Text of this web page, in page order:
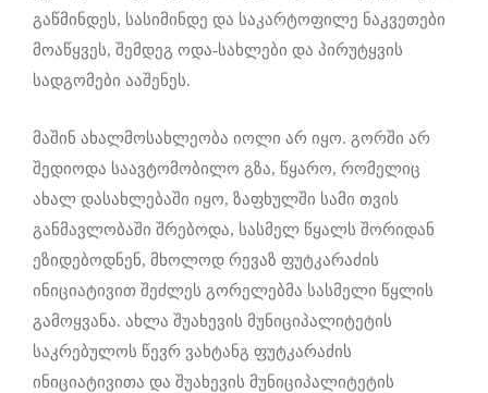
გაწმინდეს, სასიმინდე და საკარტოფილე ნაკვეთები
მოაწყვეს, შემდეგ ოდა-სახლები და პირუტყვის
სადგომები ააშენეს.
მაშინ ახალმოსახლეობა იოლი არ იყო. გორში არ
შედიოდა საავტომობილო გზა, წყარო, რომელიც
ახალ დასახლებაში იყო, ზაფხულში სამი თვის
განმავლობაში შრებოდა, სასმელ წყალს შორიდან
ეზიდებოდნენ, მხოლოდ რევაზ ფუტკარაძის
ინიციატივით შეძლეს გორელებმა სასმელი წყლის
გამოყვანა. ახლა შუახევის მუნიციპალიტეტის
საკრებულოს წევრ ვახტანგ ფუტკარაძის
ინიციატივითა და შუახევის მუნიციპალიტეტის